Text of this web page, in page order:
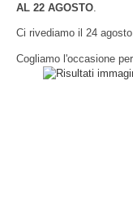
AL 22 AGOSTO
Ci rivediamo il 24
Cogliamo l'occasione